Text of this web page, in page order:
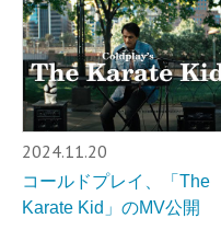
2024.11.20
コールドプレイ、「The
Karate Kid」のMV公開